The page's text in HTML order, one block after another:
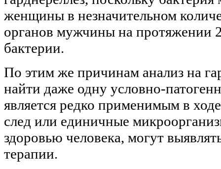
женщины в незначительном
органов мужчины на протяжении
бактерии.
По этим же причинам анализ на
найти даже одну условно-
является редко применимым в
след или единичные
здоровью человека, могут
терапии.